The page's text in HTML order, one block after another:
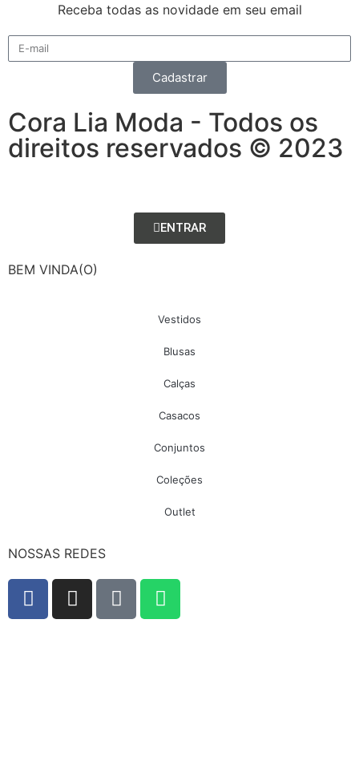
Receba todas as novidade em seu email
Cadastrar
Cora Lia Moda - Todos os
direitos reservados © 2023
ENTRAR
BEM VINDA(O)
Vestidos
Blusas
Calças
Casacos
Conjuntos
Coleções
Outlet
NOSSAS REDES